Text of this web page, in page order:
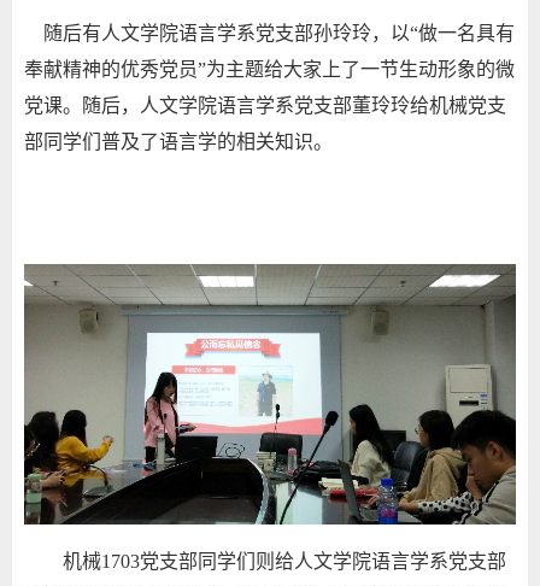
随后有人文学院语言学系党支部孙玲玲，以“做一名具有
奉献精神的优秀党员”为主题给大家上了一节生动形象的微
党课。随后，人文学院语言学系党支部董玲玲给机械党支
部同学们普及了语言学的相关知识。
机械1703党支部同学们则给人文学院语言学系党支部